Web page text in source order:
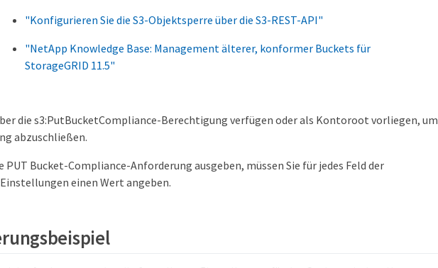
"Konfigurieren Sie die S3-Objektsperre über die S3-REST-API"
"NetApp Knowledge Base: Management älterer, konformer Buckets für
StorageGRID 11.5"
die s3:PutBucketCompliance-Berechtigung verfügen oder als Kontoroot vorliegen, um
abzuschließen.
PUT Bucket-Compliance-Anforderung ausgeben, müssen Sie für jedes Feld der
einen Wert angeben.